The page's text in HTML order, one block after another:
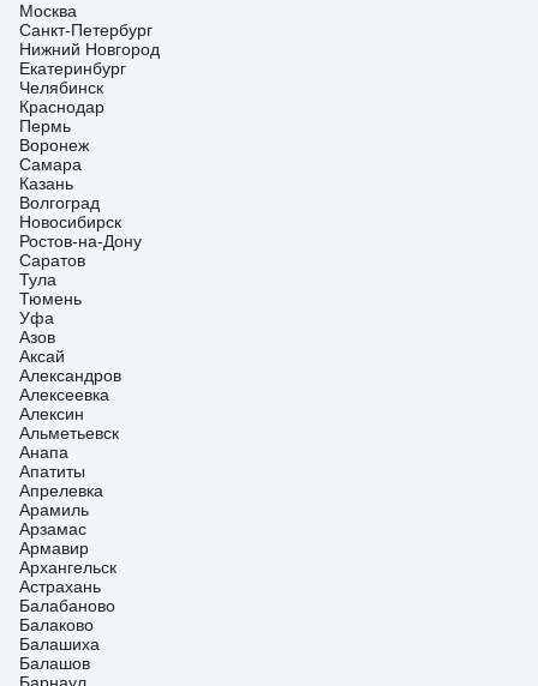
Москва
Санкт-Петербург
Нижний Новгород
Екатеринбург
Челябинск
Краснодар
Пермь
Воронеж
Самара
Казань
Волгоград
Новосибирск
Ростов-на-Дону
Саратов
Тула
Тюмень
Уфа
Азов
Аксай
Александров
Алексеевка
Алексин
Альметьевск
Анапа
Апатиты
Апрелевка
Арамиль
Арзамас
Армавир
Архангельск
Астрахань
Балабаново
Балаково
Балашиха
Балашов